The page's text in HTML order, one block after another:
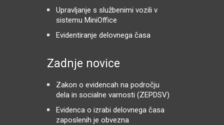
Upravljanje s službenimi vozili v
sistemu MiniOffice
Evidentiranje delovnega časa
Zadnje novice
Zakon o evidencah na področju
dela in socialne varnosti (ZEPDSV)
Evidenca o izrabi delovnega časa
zaposlenih je obvezna